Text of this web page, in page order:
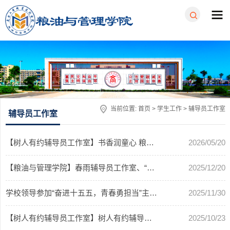
辅导员工作室
当前位置: 首页 > 学生工作 > 辅导员工作室
【树人有约辅导员工作室】书香润童心 粮安伴成长——粮油与管理学院开展粮食安全主题公益研学活动 2026/05/20
【粮油与管理学院】春雨辅导员工作室、“树人有约”辅导员工作室开展高校辅导员职业能力提升讲座 2025/12/20
学校领导参加“奋进十五五，青春勇担当”主题团日活动 2025/11/30
【树人有约辅导员工作室】树人有约辅导员工作室开展“重走红军路”主题心理团体辅导活动 2025/10/23